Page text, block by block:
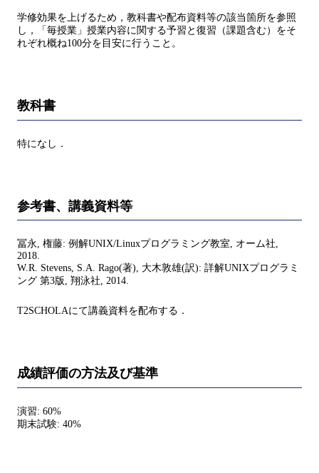
学修効果を上げるため，教科書や配布資料等の該当箇所を参照
し，「毎授業」授業内容に関する予習と復習（課題含む）をそ
れぞれ概ね100分を目安に行うこと。
教科書
特になし．
参考書、講義資料等
冨永, 権藤: 例解UNIX/Linuxプログラミング教室, オーム社,
2018.
W.R. Stevens, S.A. Rago(著), 大木敦雄(訳): 詳解UNIXプログラミ
ング 第3版, 翔泳社, 2014.
T2SCHOLAにて講義資料を配布する．
成績評価の方法及び基準
演習: 60%
期末試験: 40%